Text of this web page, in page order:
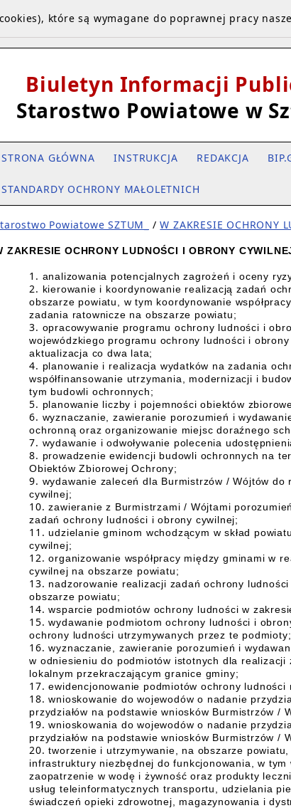
Biuletyn Informacji
Starostwo Powiatowe w
STRONA GŁÓWNA INSTRUKCJA REDAKCJA
STANDARDY OCHRONY MAŁOLETNICH
Powiatowe SZTUM_ /W ZAKRESIE OCHRONY
ZAKRESIE OCHRONY LUDNOŚCI I OBRONY
analizowania potencjalnych zagrożeń i oceny
kierowanie i koordynowanie realizacją zadań
obszarze powiatu, w tym koordynowanie
zadania ratownicze na obszarze powiatu;
opracowywanie programu ochrony ludności i
wojewódzkiego programu ochrony ludności i
aktualizacja co dwa lata;
planowanie i realizacja wydatków na zadania
współfinansowanie utrzymania, modernizacji i
tym budowli ochronnych;
planowanie liczby i pojemności obiektów
wyznaczanie, zawieranie porozumień i
ochronną oraz organizowanie miejsc doraźnego
wydawanie i odwoływanie polecenia
prowadzenie ewidencji budowli ochronnych na
Obiektów Zbiorowej Ochrony;
wydawanie zaleceń dla Burmistrzów / Wójtów
cywilnej;
zawieranie z Burmistrzami / Wójtami
zadań ochrony ludności i obrony cywilnej;
udzielanie gminom wchodzącym w skład
cywilnej;
organizowanie współpracy między gminami w
cywilnej na obszarze powiatu;
nadzorowanie realizacji zadań ochrony
obszarze powiatu;
wsparcie podmiotów ochrony ludności w
wydawanie podmiotom ochrony ludności i
ochrony ludności utrzymywanych przez te podmioty;
wyznaczanie, zawieranie porozumień i
w odniesieniu do podmiotów istotnych dla
lokalnym przekraczającym granice gminy;
ewidencjonowanie podmiotów ochrony ludności
wnioskowanie do wojewodów o nadanie
przydziałów na podstawie wniosków Burmistrzów /
wnioskowania do wojewodów o nadanie
przydziałów na podstawie wniosków Burmistrzów /
tworzenie i utrzymywanie, na obszarze
infrastruktury niezbędnej do funkcjonowania, w tym
zaopatrzenie w wodę i żywność oraz produkty
usług teleinformatycznych transportu, udzielania
świadczeń opieki zdrowotnej, magazynowania i
które są wymagane do poprawnej pracy